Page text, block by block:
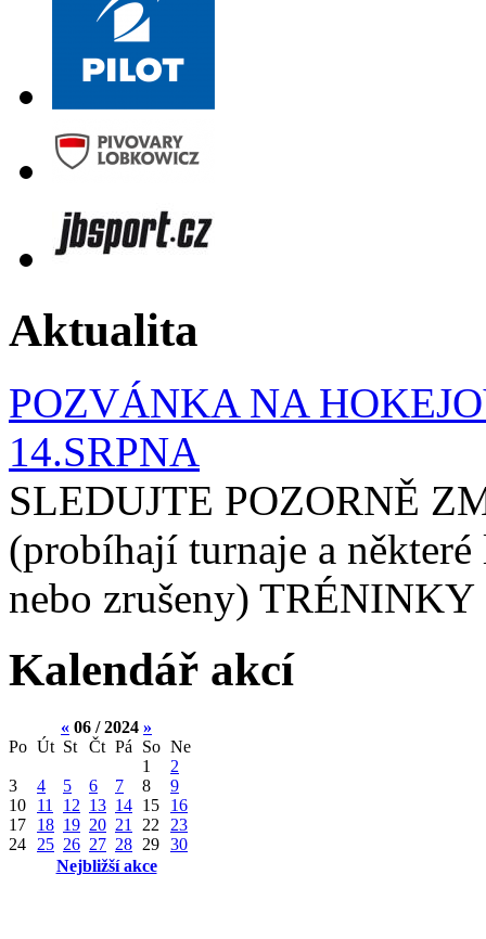
Aktualita
POZVÁNKA NA
14.SRPNA
SLEDUJTE POZORNĚ
(probíhají turnaje a
nebo zrušeny)
Kalendář akcí
« 06 / 2024 »
Po Út St Čt Pá So Ne
1
2
3
4 5 6 7 8
9
10
11 12 13 14 15
16
17
18 19 20 21 22
23
24
25 26 27 28 29 30
Nejbližší akce